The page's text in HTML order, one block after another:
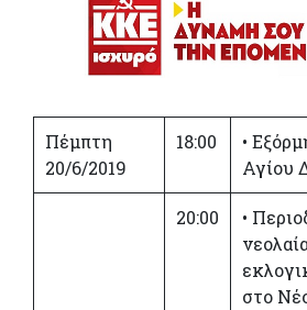
Πέμπτη
20/6/2019
18:00
•
Αγίου
20:00
•
στο